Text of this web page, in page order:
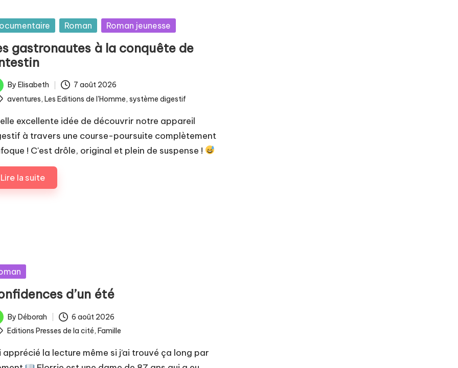
Roman Roman jeunesse
gastronautes à la conquête de
By Elisabeth 7 août 2026
aventures, Les Editions de l'Homme, système digestif
excellente idée de découvrir notre appareil
à travers une course-poursuite complètement
! C'est drôle, original et plein de suspense !
Lire la suite
d’un été
By Déborah 6 août 2026
Editions Presses de la cité, Famille
apprécié la lecture même si j’ai trouvé ça long par